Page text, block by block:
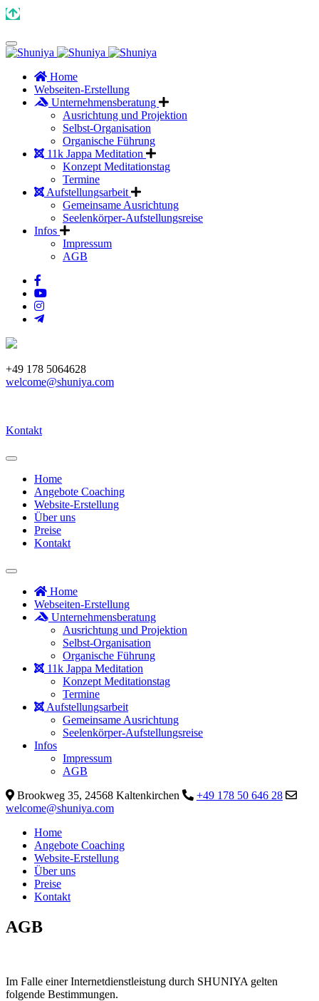
Home
Webseiten-Erstellung
Unternehmensberatung
Ausrichtung und Projektion
Selbst-Organisation
Organische Führung
11k Jappa Meditation
Konzept Meditationstag
Termine
Aufstellungsarbeit
Gemeinsame Ausrichtung
Seelenkörper-Aufstellungsreise
Infos
Impressum
AGB
+49 178 5064628
welcome@shuniya.com
Kontakt
Home
Angebote Coaching
Website-Erstellung
Über uns
Preise
Kontakt
Home
Webseiten-Erstellung
Unternehmensberatung
Ausrichtung und Projektion
Selbst-Organisation
Organische Führung
11k Jappa Meditation
Konzept Meditationstag
Termine
Aufstellungsarbeit
Gemeinsame Ausrichtung
Seelenkörper-Aufstellungsreise
Infos
Impressum
AGB
Brookweg 35, 24568 Kaltenkirchen
+49 178 50 646 28
welcome@shuniya.com
Home
Angebote Coaching
Website-Erstellung
Über uns
Preise
Kontakt
AGB
Im Falle einer Internetdienstleistung durch SHUNIYA gelten
folgende Bestimmungen.